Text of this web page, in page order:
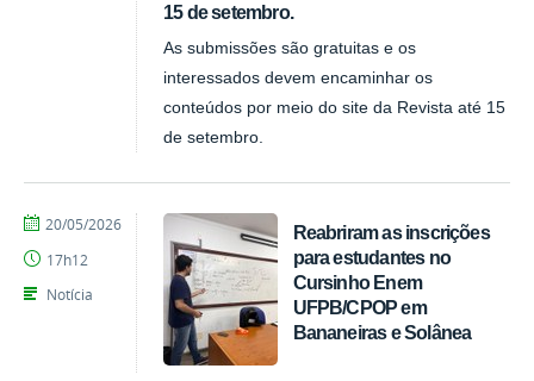
15 de setembro.
As submissões são gratuitas e os
interessados devem encaminhar os
conteúdos por meio do site da Revista até 15
de setembro.
Reabriram as inscrições
para estudantes no
Cursinho Enem
UFPB/CPOP em
Bananeiras e Solânea
por
publicado
20/05/2026
17h12
Notícia